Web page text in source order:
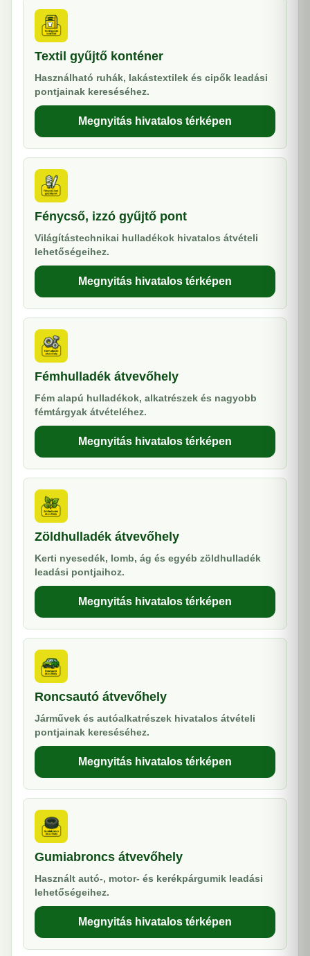
Textil gyűjtő konténer
Használható ruhák, lakástextilek és cipők leadási
pontjainak kereséséhez.
Megnyitás hivatalos térképen
Fénycső, izzó gyűjtő pont
Világítástechnikai hulladékok hivatalos átvételi
lehetőségeihez.
Megnyitás hivatalos térképen
Fémhulladék átvevőhely
Fém alapú hulladékok, alkatrészek és nagyobb
fémtárgyak átvételéhez.
Megnyitás hivatalos térképen
Zöldhulladék átvevőhely
Kerti nyesedék, lomb, ág és egyéb zöldhulladék
leadási pontjaihoz.
Megnyitás hivatalos térképen
Roncsautó átvevőhely
Járművek és autóalkatrészek hivatalos átvételi
pontjainak kereséséhez.
Megnyitás hivatalos térképen
Gumiabroncs átvevőhely
Használt autó-, motor- és kerékpárgumik leadási
lehetőségeihez.
Megnyitás hivatalos térképen